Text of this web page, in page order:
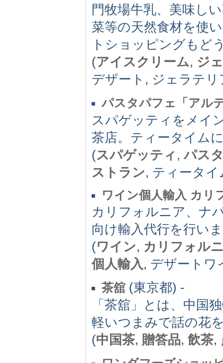
門牧場牛乳、美味し
菜等の天然食材を使
トショッピングもど
(アイスクリーム, ジ
デザート, ジェラテ
パスタパフェ「アル
スパゲッティをメイ
茶店。ティータイム
(スパゲッティ ,パス
ストラン, ティータ
ワイン個人輸入 カリ
カリフォルニア、ナ
向け輸入代行を行い
(ワイン, カリフォル
個人輸入, デザート
茶舘 (東京都) -
「茶舘」とは、中国
軽いつまみで話の花
(中国茶, 贈答品, 飲茶,